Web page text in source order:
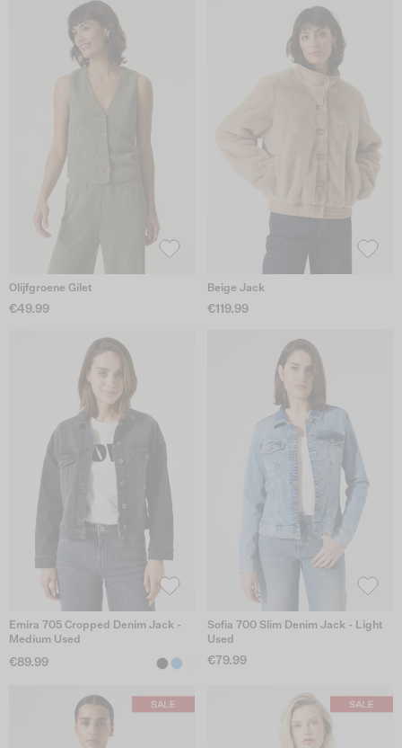
Olijfgroene Gilet
€49.99
Beige Jack
€119.99
Emira 705 Cropped Denim Jack -
Medium Used
€89.99
Sofia 700 Slim Denim Jack - Light
Used
€79.99